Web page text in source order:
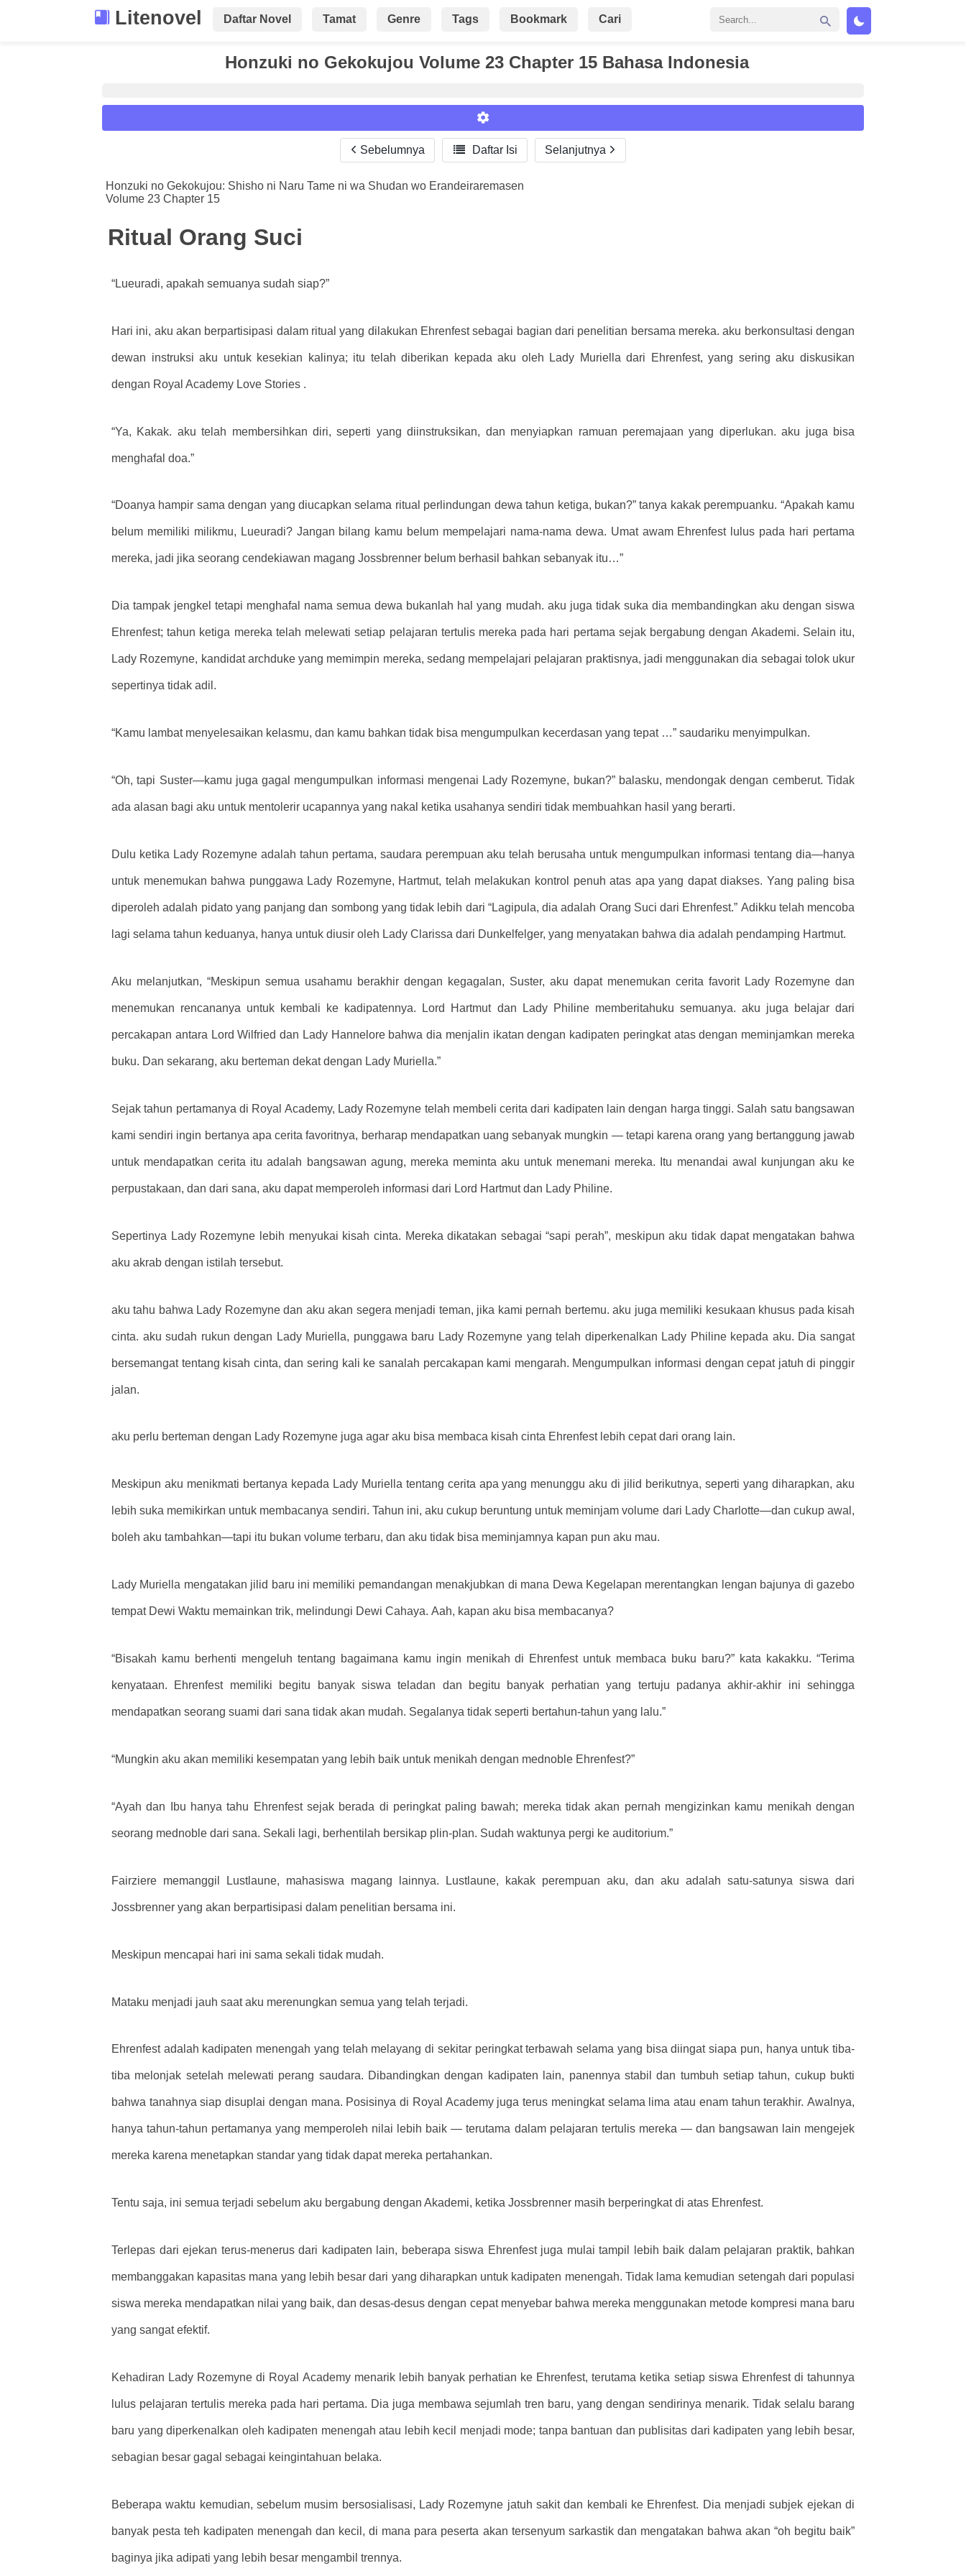
Litenovel Daftar Novel Tamat Genre Tags Bookmark Cari
Honzuki no Gekokujou Volume 23 Chapter 15 Bahasa Indonesia
Font :
Titillium Web
Arial
Size :
Sebelumnya  Daftar Isi Selanjutnya
Honzuki no Gekokujou: Shisho ni Naru Tame ni wa Shudan wo Erandeiraremasen
Volume 23 Chapter 15
Ritual Orang Suci
“Lueuradi, apakah semuanya sudah siap?”
Hari ini, aku akan berpartisipasi dalam ritual yang dilakukan Ehrenfest sebagai bagian dari penelitian bersama mereka. aku berkonsultasi dengan
dewan instruksi aku untuk kesekian kalinya; itu telah diberikan kepada aku oleh Lady Muriella dari Ehrenfest, yang sering aku diskusikan
dengan Royal Academy Love Stories .
“Ya, Kakak. aku telah membersihkan diri, seperti yang diinstruksikan, dan menyiapkan ramuan peremajaan yang diperlukan. aku juga bisa
menghafal doa.”
“Doanya hampir sama dengan yang diucapkan selama ritual perlindungan dewa tahun ketiga, bukan?” tanya kakak perempuanku. “Apakah kamu
belum memiliki milikmu, Lueuradi? Jangan bilang kamu belum mempelajari nama-nama dewa. Umat ​​awam Ehrenfest lulus pada hari pertama
mereka, jadi jika seorang cendekiawan magang Jossbrenner belum berhasil bahkan sebanyak itu…”
Dia tampak jengkel tetapi menghafal nama semua dewa bukanlah hal yang mudah. aku juga tidak suka dia membandingkan aku dengan siswa
Ehrenfest; tahun ketiga mereka telah melewati setiap pelajaran tertulis mereka pada hari pertama sejak bergabung dengan Akademi. Selain itu,
Lady Rozemyne, kandidat archduke yang memimpin mereka, sedang mempelajari pelajaran praktisnya, jadi menggunakan dia sebagai tolok ukur
sepertinya tidak adil.
“Kamu lambat menyelesaikan kelasmu, dan kamu bahkan tidak bisa mengumpulkan kecerdasan yang tepat …” saudariku menyimpulkan.
“Oh, tapi Suster—kamu juga gagal mengumpulkan informasi mengenai Lady Rozemyne, bukan?” balasku, mendongak dengan cemberut. Tidak
ada alasan bagi aku untuk mentolerir ucapannya yang nakal ketika usahanya sendiri tidak membuahkan hasil yang berarti.
Dulu ketika Lady Rozemyne ​​adalah tahun pertama, saudara perempuan aku telah berusaha untuk mengumpulkan informasi tentang dia—hanya
untuk menemukan bahwa punggawa Lady Rozemyne, Hartmut, telah melakukan kontrol penuh atas apa yang dapat diakses. Yang paling bisa
diperoleh adalah pidato yang panjang dan sombong yang tidak lebih dari “Lagipula, dia adalah Orang Suci dari Ehrenfest.” Adikku telah mencoba
lagi selama tahun keduanya, hanya untuk diusir oleh Lady Clarissa dari Dunkelfelger, yang menyatakan bahwa dia adalah pendamping Hartmut.
Aku melanjutkan, “Meskipun semua usahamu berakhir dengan kegagalan, Suster, aku dapat menemukan cerita favorit Lady Rozemyne ​​dan
menemukan rencananya untuk kembali ke kadipatennya. Lord Hartmut dan Lady Philine memberitahuku semuanya. aku juga belajar dari
percakapan antara Lord Wilfried dan Lady Hannelore bahwa dia menjalin ikatan dengan kadipaten peringkat atas dengan meminjamkan mereka
buku. Dan sekarang, aku berteman dekat dengan Lady Muriella.”
Sejak tahun pertamanya di Royal Academy, Lady Rozemyne ​​telah membeli cerita dari kadipaten lain dengan harga tinggi. Salah satu bangsawan
kami sendiri ingin bertanya apa cerita favoritnya, berharap mendapatkan uang sebanyak mungkin — tetapi karena orang yang bertanggung jawab
untuk mendapatkan cerita itu adalah bangsawan agung, mereka meminta aku untuk menemani mereka. Itu menandai awal kunjungan aku ke
perpustakaan, dan dari sana, aku dapat memperoleh informasi dari Lord Hartmut dan Lady Philine.
Sepertinya Lady Rozemyne ​​lebih menyukai kisah cinta. Mereka dikatakan sebagai “sapi perah”, meskipun aku tidak dapat mengatakan bahwa
aku akrab dengan istilah tersebut.
aku tahu bahwa Lady Rozemyne ​​dan aku akan segera menjadi teman, jika kami pernah bertemu. aku juga memiliki kesukaan khusus pada kisah
cinta. aku sudah rukun dengan Lady Muriella, punggawa baru Lady Rozemyne ​​yang telah diperkenalkan Lady Philine kepada aku. Dia sangat
bersemangat tentang kisah cinta, dan sering kali ke sanalah percakapan kami mengarah. Mengumpulkan informasi dengan cepat jatuh di pinggir
jalan.
aku perlu berteman dengan Lady Rozemyne ​​juga agar aku bisa membaca kisah cinta Ehrenfest lebih cepat dari orang lain.
Meskipun aku menikmati bertanya kepada Lady Muriella tentang cerita apa yang menunggu aku di jilid berikutnya, seperti yang diharapkan, aku
lebih suka memikirkan untuk membacanya sendiri. Tahun ini, aku cukup beruntung untuk meminjam volume dari Lady Charlotte—dan cukup awal,
boleh aku tambahkan—tapi itu bukan volume terbaru, dan aku tidak bisa meminjamnya kapan pun aku mau.
Lady Muriella mengatakan jilid baru ini memiliki pemandangan menakjubkan di mana Dewa Kegelapan merentangkan lengan bajunya di gazebo
tempat Dewi Waktu memainkan trik, melindungi Dewi Cahaya. Aah, kapan aku bisa membacanya?
“Bisakah kamu berhenti mengeluh tentang bagaimana kamu ingin menikah di Ehrenfest untuk membaca buku baru?” kata kakakku. “Terima
kenyataan. Ehrenfest memiliki begitu banyak siswa teladan dan begitu banyak perhatian yang tertuju padanya akhir-akhir ini sehingga
mendapatkan seorang suami dari sana tidak akan mudah. Segalanya tidak seperti bertahun-tahun yang lalu.”
“Mungkin aku akan memiliki kesempatan yang lebih baik untuk menikah dengan mednoble Ehrenfest?”
“Ayah dan Ibu hanya tahu Ehrenfest sejak berada di peringkat paling bawah; mereka tidak akan pernah mengizinkan kamu menikah dengan
seorang mednoble dari sana. Sekali lagi, berhentilah bersikap plin-plan. Sudah waktunya pergi ke auditorium.”
Fairziere memanggil Lustlaune, mahasiswa magang lainnya. Lustlaune, kakak perempuan aku, dan aku adalah satu-satunya siswa dari
Jossbrenner yang akan berpartisipasi dalam penelitian bersama ini.
Meskipun mencapai hari ini sama sekali tidak mudah.
Mataku menjadi jauh saat aku merenungkan semua yang telah terjadi.
Ehrenfest adalah kadipaten menengah yang telah melayang di sekitar peringkat terbawah selama yang bisa diingat siapa pun, hanya untuk tiba-
tiba melonjak setelah melewati perang saudara. Dibandingkan dengan kadipaten lain, panennya stabil dan tumbuh setiap tahun, cukup bukti
bahwa tanahnya siap disuplai dengan mana. Posisinya di Royal Academy juga terus meningkat selama lima atau enam tahun terakhir. Awalnya,
hanya tahun-tahun pertamanya yang memperoleh nilai lebih baik — terutama dalam pelajaran tertulis mereka — dan bangsawan lain mengejek
mereka karena menetapkan standar yang tidak dapat mereka pertahankan.
Tentu saja, ini semua terjadi sebelum aku bergabung dengan Akademi, ketika Jossbrenner masih berperingkat di atas Ehrenfest.
Terlepas dari ejekan terus-menerus dari kadipaten lain, beberapa siswa Ehrenfest juga mulai tampil lebih baik dalam pelajaran praktik, bahkan
membanggakan kapasitas mana yang lebih besar dari yang diharapkan untuk kadipaten menengah. Tidak lama kemudian setengah dari populasi
siswa mereka mendapatkan nilai yang baik, dan desas-desus dengan cepat menyebar bahwa mereka menggunakan metode kompresi mana baru
yang sangat efektif.
Kehadiran Lady Rozemyne ​​di Royal Academy menarik lebih banyak perhatian ke Ehrenfest, terutama ketika setiap siswa Ehrenfest di tahunnya
lulus pelajaran tertulis mereka pada hari pertama. Dia juga membawa sejumlah tren baru, yang dengan sendirinya menarik. Tidak selalu barang
baru yang diperkenalkan oleh kadipaten menengah atau lebih kecil menjadi mode; tanpa bantuan dan publisitas dari kadipaten yang lebih besar,
sebagian besar gagal sebagai keingintahuan belaka.
Beberapa waktu kemudian, sebelum musim bersosialisasi, Lady Rozemyne ​​jatuh sakit dan kembali ke Ehrenfest. Dia menjadi subjek ejekan di
banyak pesta teh kadipaten menengah dan kecil, di mana para peserta akan tersenyum sarkastik dan mengatakan bahwa akan “oh begitu baik”
baginya jika adipati yang lebih besar mengambil trennya.